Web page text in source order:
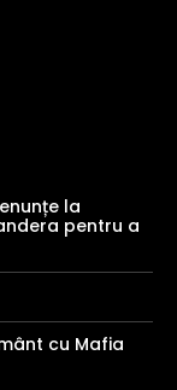
la
pentru a
cu Mafia